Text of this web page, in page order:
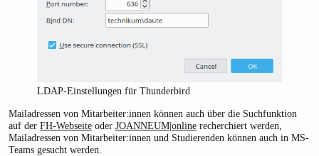
LDAP-Einstellungen für Thunderbird
Mailadressen von Mitarbeiter:innen können auch über die Suchfunktion
auf der FH-Webseite oder JOANNEUM|online recherchiert werden,
Mailadressen von Mitarbeiter:innen und Studierenden können auch in MS-
Teams gesucht werden.